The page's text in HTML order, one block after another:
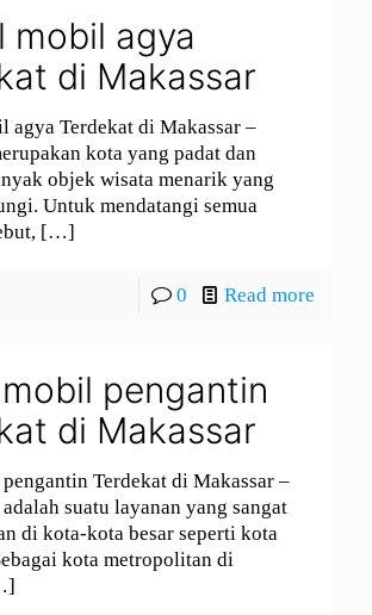
mobil agya
di Makassar
agya Terdekat di Makassar –
kota yang padat dan
objek wisata menarik yang
Untuk mendatangi semua
[…]
0 Read more
pengantin
di Makassar
Terdekat di Makassar –
suatu layanan yang sangat
di kota-kota besar seperti kota
kota metropolitan di